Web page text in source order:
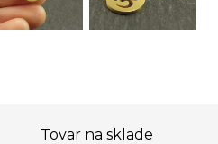
Tovar na sklade